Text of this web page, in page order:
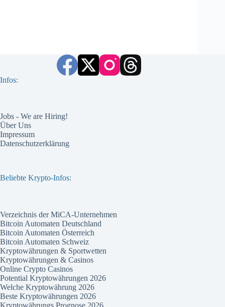
Infos:
Jobs - We are Hiring!
Über Uns
Impressum
Datenschutzerklärung
Beliebte Krypto-Infos:
Verzeichnis der MiCA-Unternehmen
Bitcoin Automaten Deutschland
Bitcoin Automaten Österreich
Bitcoin Automaten Schweiz
Kryptowährungen & Sportwetten
Kryptowährungen & Casinos
Online Crypto Casinos
Potential Kryptowährungen 2026
Welche Kryptowährung 2026
Beste Kryptowährungen 2026